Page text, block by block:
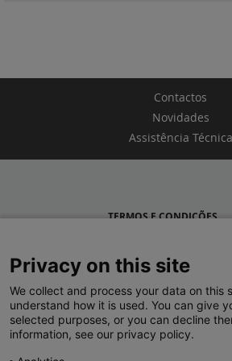
Contactos
Novidades
Assistência Técnica
TERMOS E CONDIÇÕES
LEGRAND PORTUGAL
GRUPO LEGRAND NO
Privacy on this site
We collect and process your data on this
understand how it is used. You can give
selected purposes, or you can decline
information, see our privacy policy.